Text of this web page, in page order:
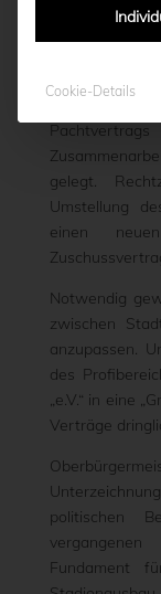
am Dienstag
gelegt.
Umstellung
einen
Notwendig
zwischen
anzupassen.
des
„e.V.“ in eine
Verträge
politischen
Fundament
Cookie-Details